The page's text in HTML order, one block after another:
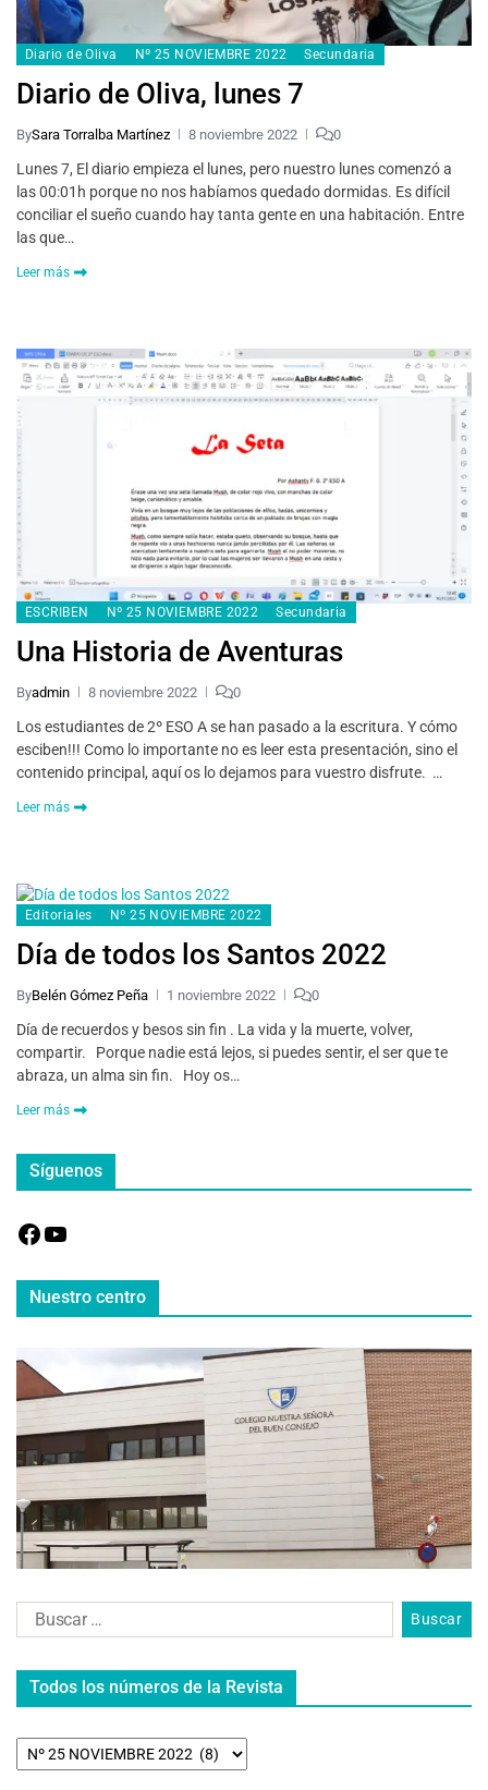
Diario de Oliva Nº 25 NOVIEMBRE 2022 Secundaria
Diario de Oliva, lunes 7
BySara Torralba Martínez 8 noviembre 2022 0
Lunes 7, El diario empieza el lunes, pero nuestro lunes comenzó a
las 00:01h porque no nos habíamos quedado dormidas. Es difícil
conciliar el sueño cuando hay tanta gente en una habitación. Entre
las que…
Leer más
ESCRIBEN Nº 25 NOVIEMBRE 2022 Secundaria
Una Historia de Aventuras
Byadmin 8 noviembre 2022 0
Los estudiantes de 2º ESO A se han pasado a la escritura. Y cómo
esciben!!! Como lo importante no es leer esta presentación, sino el
contenido principal, aquí os lo dejamos para vuestro disfrute. …
Leer más
Editoriales Nº 25 NOVIEMBRE 2022
Día de todos los Santos 2022
ByBelén Gómez Peña 1 noviembre 2022 0
Día de recuerdos y besos sin fin . La vida y la muerte, volver,
compartir. Porque nadie está lejos, si puedes sentir, el ser que te
abraza, un alma sin fin. Hoy os…
Leer más
Síguenos
Nuestro centro
Todos los números de la Revista